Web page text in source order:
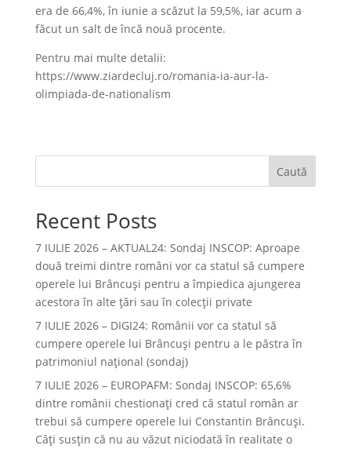
era de 66,4%, în iunie a scăzut la 59,5%, iar acum a
făcut un salt de încă nouă procente.
Pentru mai multe detalii:
https://www.ziardecluj.ro/romania-ia-aur-la-
olimpiada-de-nationalism
Caută
Recent Posts
7 IULIE 2026 – AKTUAL24: Sondaj INSCOP: Aproape
două treimi dintre români vor ca statul să cumpere
operele lui Brâncuşi pentru a împiedica ajungerea
acestora în alte ţări sau în colecţii private
7 IULIE 2026 – DIGI24: Românii vor ca statul să
cumpere operele lui Brâncuși pentru a le păstra în
patrimoniul național (sondaj)
7 IULIE 2026 – EUROPAFM: Sondaj INSCOP: 65,6%
dintre românii chestionați cred că statul român ar
trebui să cumpere operele lui Constantin Brâncuși.
Câți susțin că nu au văzut niciodată în realitate o